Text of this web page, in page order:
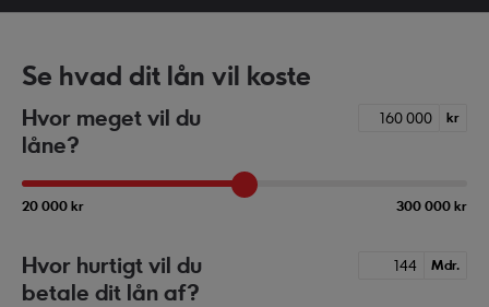
Se hvad dit lån vil koste
Hvor meget vil du
låne?
kr
20 000 kr 300 000 kr
Hvor hurtigt vil du
betale dit lån af?
Mdr.